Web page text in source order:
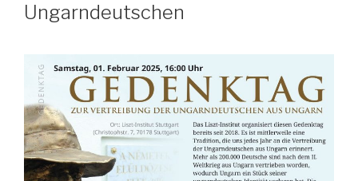
Ungarndeutschen